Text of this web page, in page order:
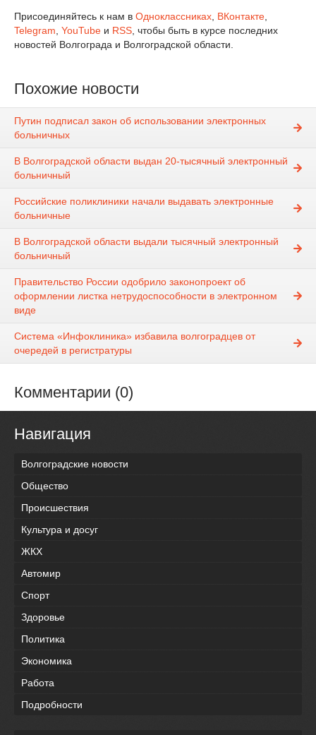
Присоединяйтесь к нам в Одноклассниках ВКонтакте
Telegram YouTube и RSS , чтобы быть в курсе последних
новостей Волгограда и Волгоградской области.
Похожие новости
Путин подписал закон об использовании электронных
больничных
В Волгоградской области выдан 20-тысячный электронный
больничный
Российские поликлиники начали выдавать электронные
больничные
В Волгоградской области выдали тысячный электронный
больничный
Правительство России одобрило законопроект об
оформлении листка нетрудоспособности в электронном
виде
Система «Инфоклиника» избавила волгоградцев от
очередей в регистратуры
Комментарии (0)
Навигация
Волгоградские новости
Общество
Происшествия
Культура и досуг
ЖКХ
Автомир
Спорт
Здоровье
Политика
Экономика
Работа
Подробности